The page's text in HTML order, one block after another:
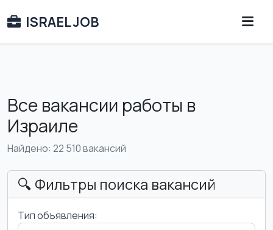
ISRAEL JOB
Все вакансии работы в
Израиле
Найдено: 22 510 вакансий
🔍 Фильтры поиска вакансий
Тип объявления: